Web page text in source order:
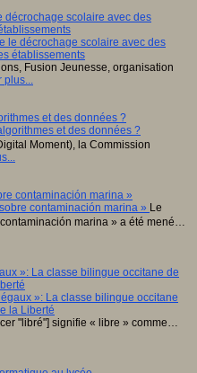
décrochage scolaire avec des
Fusion Jeunesse, organisation
plus...
et des données ?
Moment), la Commission
contaminación marina »
Le
marina » a été mené…
»: La classe bilingue occitane de
"libré"] signifie « libre » comme…